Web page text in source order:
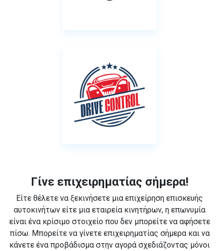
Γίνε επιχειρηματίας σήμερα!
Είτε θέλετε να ξεκινήσετε μια επιχείρηση επισκευής
αυτοκινήτων είτε μια εταιρεία κινητήρων, η επωνυμία
είναι ένα κρίσιμο στοιχείο που δεν μπορείτε να αφήσετε
πίσω. Μπορείτε να γίνετε επιχειρηματίας σήμερα και να
κάνετε ένα προβάδισμα στην αγορά σχεδιάζοντας μόνοι